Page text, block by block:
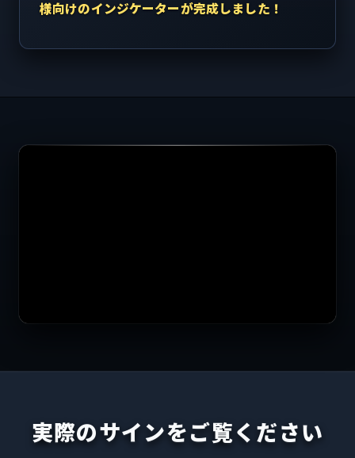
様向けのインジケーターが完成しました！
実際のサインをご覧ください